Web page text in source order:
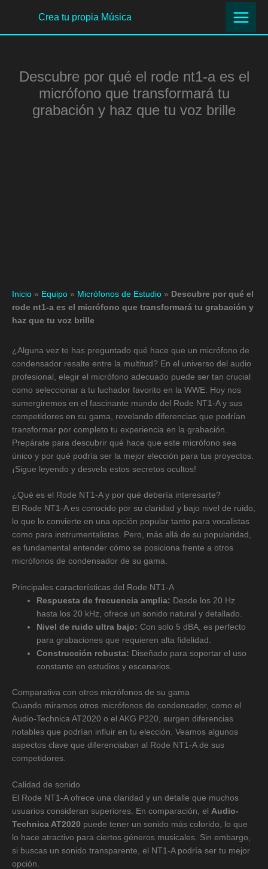
contenido
Crea tu propia Música
Descubre por qué el rode nt1-a es el
micrófono que transformará tu
grabación y haz que tu voz brille
Inicio » Equipo » Micrófonos de Estudio » Descubre por qué el
rode nt1-a es el micrófono que transformará tu grabación y
haz que tu voz brille
¿Alguna vez te has preguntado qué hace que un micrófono de
condensador resalte entre la multitud? En el universo del audio
profesional, elegir el micrófono adecuado puede ser tan crucial
como seleccionar a tu luchador favorito en la WWE. Hoy nos
sumergiremos en el fascinante mundo del Rode NT1-A y sus
competidores en su gama, revelando diferencias que podrían
transformar por completo tu experiencia en la grabación.
Prepárate para descubrir qué hace que este micrófono sea
único y por qué podría ser la mejor elección para tus proyectos.
¡Sigue leyendo y desvela estos secretos ocultos!
¿Qué es el Rode NT1-A y por qué debería interesarte?
El Rode NT1-A es conocido por su claridad y bajo nivel de ruido,
lo que lo convierte en una opción popular tanto para vocalistas
como para instrumentalistas. Pero, más allá de su popularidad,
es fundamental entender cómo se posiciona frente a otros
micrófonos de condensador de su gama.
Principales características del Rode NT1-A
Respuesta de frecuencia amplia: Desde los 20 Hz
hasta los 20 kHz, ofrece un sonido natural y detallado.
Nivel de ruido ultra bajo: Con solo 5 dBA, es perfecto
para grabaciones que requieren alta fidelidad.
Construcción robusta: Diseñado para soportar el uso
constante en estudios y escenarios.
Comparativa con otros micrófonos de su gama
Cuando miramos otros micrófonos de condensador, como el
Audio-Technica AT2020 o el AKG P220, surgen diferencias
notables que podrían influir en tu elección. Veamos algunos
aspectos clave que diferenciaban al Rode NT1-A de sus
competidores.
Calidad de sonido
El Rode NT1-A ofrece una claridad y un detalle que muchos
usuarios consideran superiores. En comparación, el Audio-
Technica AT2020 puede tener un sonido más colorido, lo que
lo hace atractivo para ciertos géneros musicales. Sin embargo,
si buscas un sonido transparente, el NT1-A podría ser tu mejor
opción.